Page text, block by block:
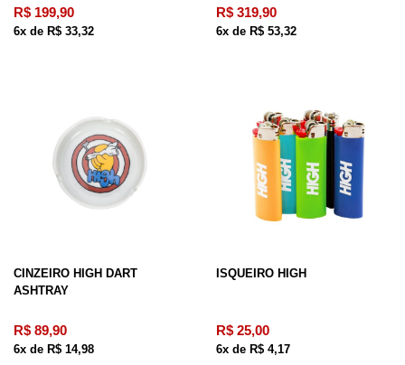
R$ 199,90
6x de R$ 33,32
R$ 319,90
6x de R$ 53,32
CINZEIRO HIGH DART
ASHTRAY
R$ 89,90
6x de R$ 14,98
ISQUEIRO HIGH
R$ 25,00
6x de R$ 4,17